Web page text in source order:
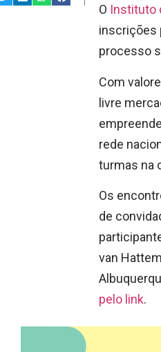
O Instituto
inscrições
processo
Com
livre
rede
turmas na
Os
de
van
pelo link.